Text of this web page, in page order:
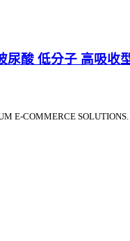
尿酸 低分子 高吸收
E-COMMERCE SOLUTIONS.